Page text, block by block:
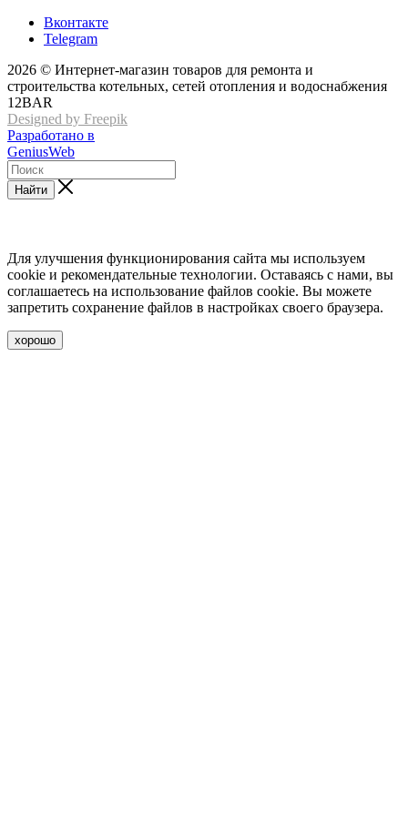
Вконтакте
Telegram
2026 © Интернет-магазин товаров для ремонта и
строительства котельных, сетей отопления и водоснабжения
12BAR
Designed by Freepik
Разработано в
GeniusWeb
Найти
Для улучшения функционирования сайта мы используем
cookie и рекомендательные технологии. Оставаясь с нами, вы
соглашаетесь на использование файлов cookie. Вы можете
запретить сохранение файлов в настройках своего браузера.
хорошо